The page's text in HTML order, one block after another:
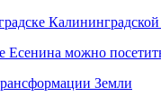
Есенина можно
Земли